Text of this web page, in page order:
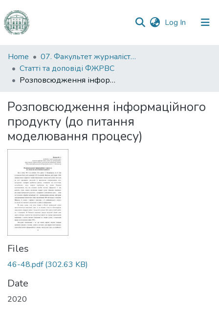
Log In (current)
Communities
&
Collections
Statistics
Home
07. Факультет журналістики, реклами та видавничої справи
Статті та доповіді ФЖРВС
Розповсюдження інформаційного продукту (до питання моделювання процесу)
Розповсюдження інформаційного
продукту (до питання
моделювання процесу)
Files
46-48.pdf(302.63 KB)
Date
2020